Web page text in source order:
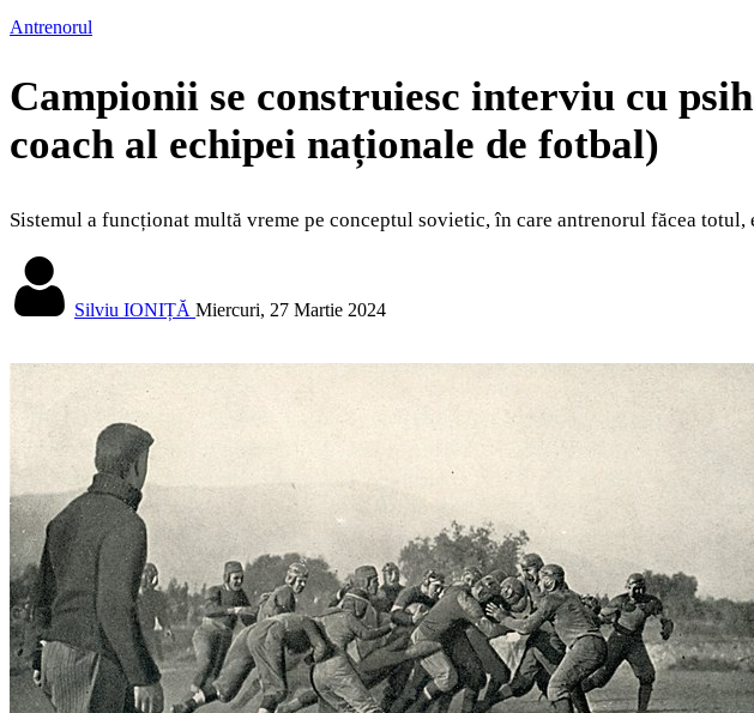
Antrenorul
Campionii se construiesc interviu cu
coach al echipei naționale de fotbal)
Sistemul a funcționat multă vreme pe conceptul sovietic, în care antrenorul făcea totul,
Silviu IONIȚĂ Miercuri, 27 Martie 2024